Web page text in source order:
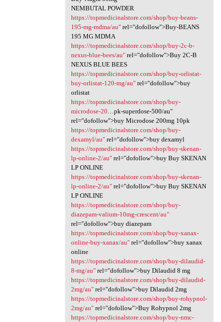
NEMBUTAL POWDER
https://topmedicinalstore.com/shop/buy-beans-
195-mg-mdma/au"rel="dofollow">Buy-BEANS
195 MG MDMA
https://topmedicinalstore.com/shop/buy-2c-b-
nexus-blue-bees/au"rel="dofollow">Buy 2C-B
NEXUS BLUE BEES
https://topmedicinalstore.com/shop/buy-orlistat-
buy-orlistat-120-mg/au"rel="dofollow">buy
orlistat
https://topmedicinalstore.com/shop/buy-
microdose-20…pk-superdose-500/au"
rel="dofollow">buy Microdose 200mg 10pk
https://topmedicinalstore.com/shop/buy-
dexamyl/au"rel="dofollow">buy dexamyl
https://topmedicinalstore.com/shop/buy-skenan-
lp-online-2/au"rel="dofollow">buy Buy SKENAN
LP ONLINE
https://topmedicinalstore.com/shop/buy-skenan-
lp-online-2/au"rel="dofollow">buy Buy SKENAN
LP ONLINE
https://topmedicinalstore.com/shop/buy-
diazepam-valium-10mg-crescent/au"
rel="dofollow">buy diazepam
https://topmedicinalstore.com/shop/buy-xanax-
online-buy-xanax/au"rel="dofollow">buy xanax
online
https://topmedicinalstore.com/shop/buy-dilaudid-
8-mg/au"rel="dofollow">buy Dilaudid 8 mg
https://topmedicinalstore.com/shop/buy-dilaudid-
2mg/au"rel="dofollow">buy Dilaudid 2mg
https://topmedicinalstore.com/shop/buy-rohypnol-
2mg/au"rel="dofollow">Buy Rohypnol 2mg
https://topmedicinalstore.com/shop/buy-nmc-